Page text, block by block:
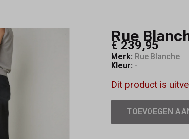
Rue
€ 239,95
Merk: Rue Blanche
Kleur: -
Dit product is
TOEVOEGEN